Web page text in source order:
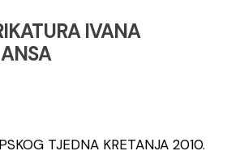
IVANA
TJEDNA KRETANJA 2010.